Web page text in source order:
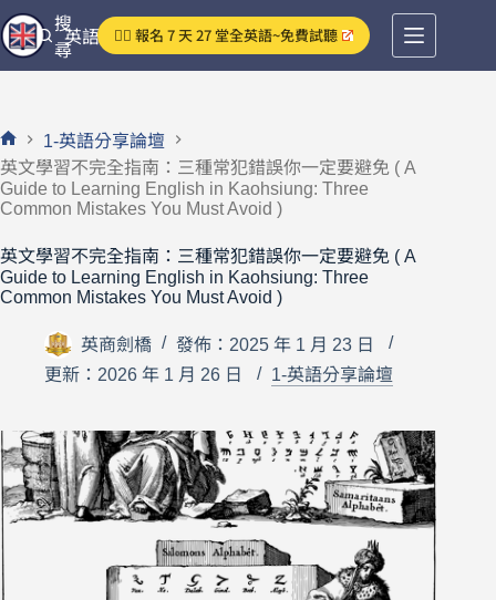
跳
至
主
容
英語分享論壇
搜
尋
👉🏻 報名 7 天 27 堂全英語~免費試聽
首
頁
1-英語分享論壇
英文學習不完全指南：三種常犯錯誤你一定要避免 ( A
Guide to Learning English in Kaohsiung: Three
Common Mistakes You Must Avoid )
英文學習不完全指南：三種常犯錯誤你一定要避免 ( A
Guide to Learning English in Kaohsiung: Three
Common Mistakes You Must Avoid )
英商劍橋
發佈：2025 年 1 月 23 日
更新：2026 年 1 月 26 日
1-英語分享論壇